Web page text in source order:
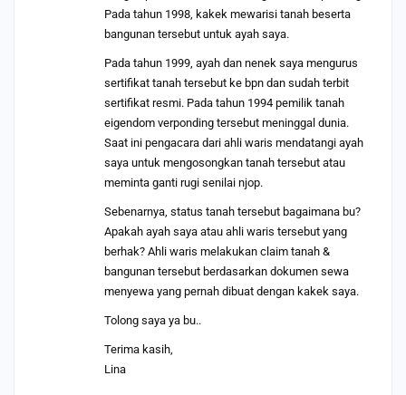
Pada tahun 1998, kakek mewarisi tanah beserta
bangunan tersebut untuk ayah saya.
Pada tahun 1999, ayah dan nenek saya mengurus
sertifikat tanah tersebut ke bpn dan sudah terbit
sertifikat resmi. Pada tahun 1994 pemilik tanah
eigendom verponding tersebut meninggal dunia.
Saat ini pengacara dari ahli waris mendatangi ayah
saya untuk mengosongkan tanah tersebut atau
meminta ganti rugi senilai njop.
Sebenarnya, status tanah tersebut bagaimana bu?
Apakah ayah saya atau ahli waris tersebut yang
berhak? Ahli waris melakukan claim tanah &
bangunan tersebut berdasarkan dokumen sewa
menyewa yang pernah dibuat dengan kakek saya.
Tolong saya ya bu..
Terima kasih,
Lina